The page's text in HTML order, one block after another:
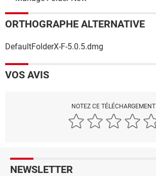
ORTHOGRAPHE ALTERNATIVE
DefaultFolderX-F-5.0.5.dmg
VOS AVIS
NOTEZ CE TÉLÉCHARGEMENT
NEWSLETTER